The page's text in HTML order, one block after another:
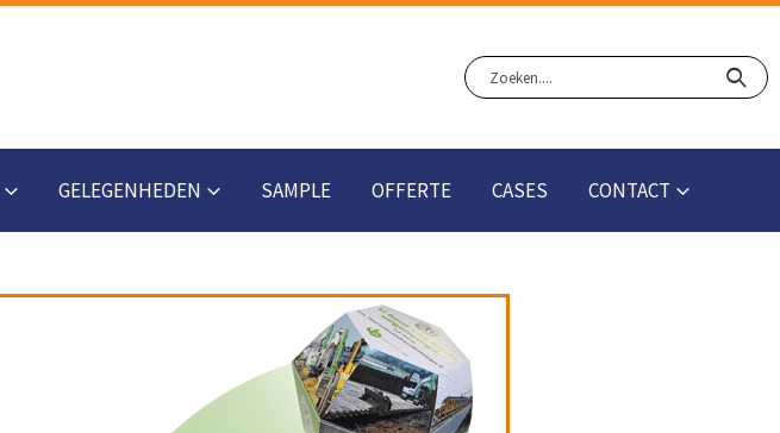
GELEGENHEDEN SAMPLE OFFERTE CASES CONTACT